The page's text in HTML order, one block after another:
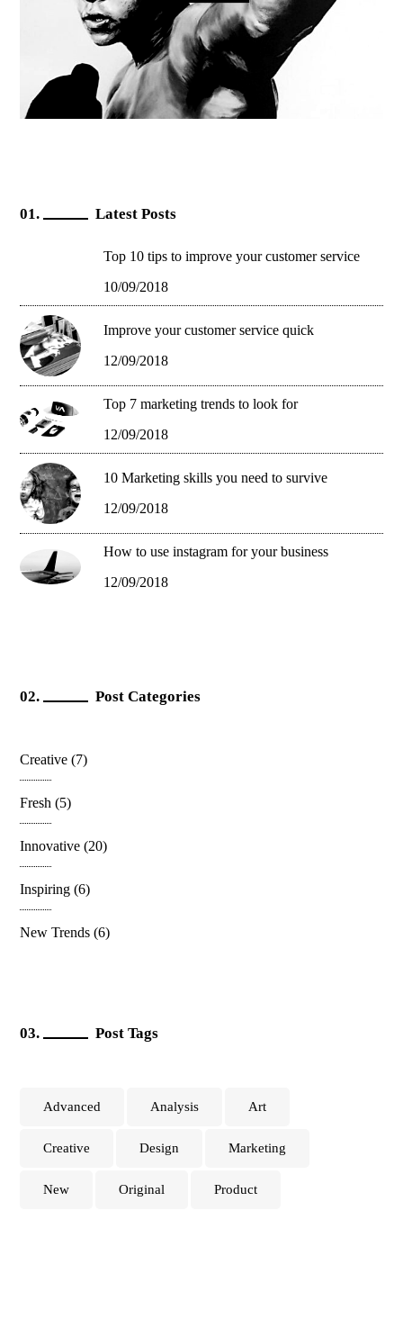
Latest Posts
Top 10 tips to improve your customer service
10/09/2018
Improve your customer service quick
12/09/2018
Top 7 marketing trends to look for
12/09/2018
10 Marketing skills you need to survive
12/09/2018
How to use instagram for your business
12/09/2018
Post Categories
Creative (7)
Fresh (5)
Innovative (20)
Inspiring (6)
New Trends (6)
Post Tags
Advanced Analysis Art
Creative Design Marketing
New Original Product